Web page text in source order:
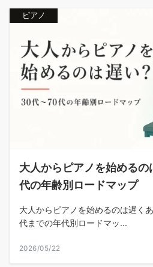
ピアノ
大人からピアノを始める
代の年齢別ロードマップ
大人からピアノを始めるのは遅く
代までの年代別ロードマッ...
2026/05/22